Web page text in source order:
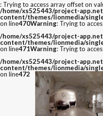
: Trying to access array offset on
/home/xs525443/project-
content/themes/lionmedia/
on line470Warning: Trying to
/home/xs525443/project-
content/themes/lionmedia/
on line471Warning: Trying to
/home/xs525443/project-
content/themes/lionmedia/
on line472